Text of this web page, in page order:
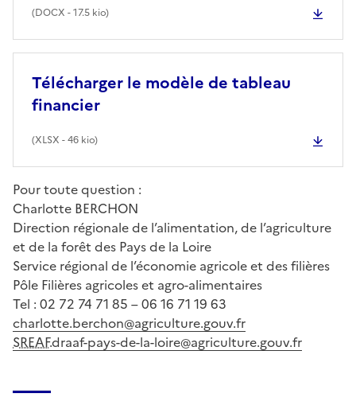
(DOCX - 17.5 kio)
Télécharger le modèle de tableau
financier
(XLSX - 46 kio)
Pour toute question :
Charlotte BERCHON
Direction régionale de l’alimentation, de l’agriculture
et de la forêt des Pays de la Loire
Service régional de l’économie agricole et des filières
Pôle Filières agricoles et agro-alimentaires
Tel : 02 72 74 71 85 – 06 16 71 19 63
charlotte.berchon@agriculture.gouv.fr
SREAF.draaf-pays-de-la-loire@agriculture.gouv.fr